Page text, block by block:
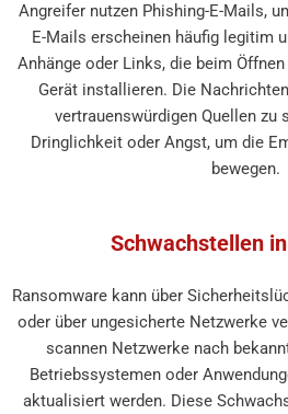
Angreifer nutzen Phishing-E-Mails,
E-Mails erscheinen häufig legitim
Anhänge oder Links, die beim
Gerät installieren. Die
vertrauenswürdigen Quellen zu
Dringlichkeit oder Angst, um die
bewegen.
Schwachstellen
Ransomware kann über
oder über ungesicherte Netzwerke
scannen Netzwerke nach
Betriebssystemen oder
aktualisiert werden. Diese